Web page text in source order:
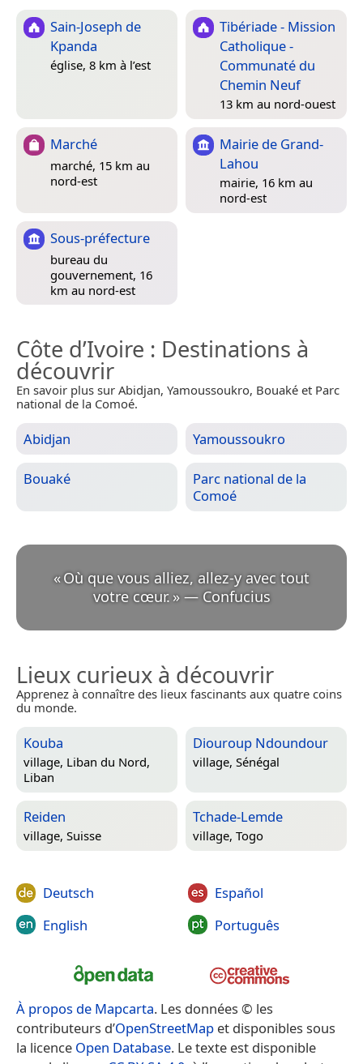
Sain-Joseph de
Kpanda
église, 8 km à l’est
Tibériade - Mission
Catholique -
Communaté du
Chemin Neuf
13 km au nord-ouest
Marché
marché, 15 km au
nord-est
Mairie de Grand-
Lahou
mairie, 16 km au
nord-est
Sous-préfecture
bureau du
gouvernement, 16
km au nord-est
Côte d’Ivoire : Destinations à
découvrir
En savoir plus sur Abidjan, Yamoussoukro, Bouaké et Parc
national de la Comoé.
Abidjan Yamoussoukro
Bouaké
Parc national de la
Comoé
«Où que vous alliez, allez-y avec tout
votre cœur. » — Confucius
Lieux curieux à découvrir
Apprenez à connaître des lieux fascinants aux quatre coins
du monde.
Kouba
village, Liban du Nord,
Liban
Diouroup Ndoundour
village, Sénégal
Reiden
village, Suisse
Tchade-Lemde
village, Togo
Deutsch
English
Español
Português
À propos de Mapcarta. Les données © les
contributeurs d’OpenStreetMap et disponibles sous
la licence Open Database. Le texte est disponible